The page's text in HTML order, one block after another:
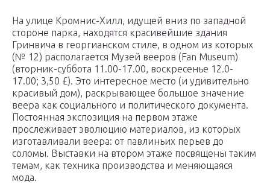
На улице Кромнис-Хилл, идущей вниз по западной
стороне парка, находятся красивейшие здания
Гринвича в георгианском стиле, в одном из которых
(№ 12) располагается Музей вееров (Fan Museum)
(вторник-суббота 11.00-17.00, воскресенье 12.0-
17.00; 3,50 £). Это интересное место (и удивительно
красивый дом), раскрывающее большое значение
веера как социального и политического документа.
Постоянная экспозиция на первом этаже
прослеживает эволюцию материалов, из которых
изготавливали веера: от павлиньих перьев до
соломы. Выставки на втором этаже посвящены таким
темам, как техника производства и меняющаяся
мода.